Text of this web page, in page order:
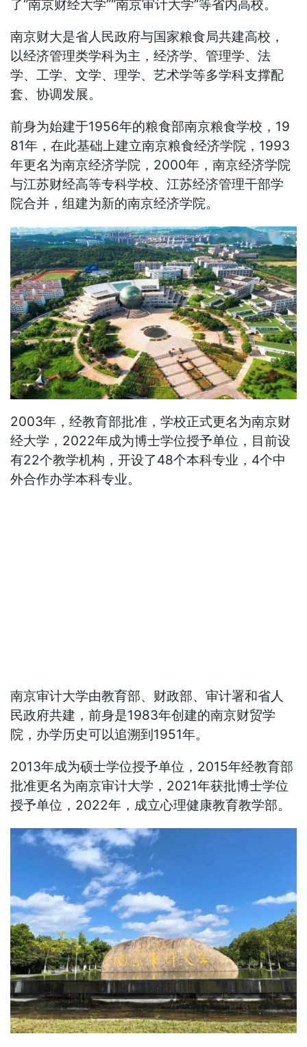
了“南京财经大学”“南京审计大学”等省内高校。
南京财大是省人民政府与国家粮食局共建高校，
以经济管理类学科为主，经济学、管理学、法
学、工学、文学、理学、艺术学等多学科支撑配
套、协调发展。
前身为始建于1956年的粮食部南京粮食学校，19
81年，在此基础上建立南京粮食经济学院，1993
年更名为南京经济学院，2000年，南京经济学院
与江苏财经高等专科学校、江苏经济管理干部学
院合并，组建为新的南京经济学院。
2003年，经教育部批准，学校正式更名为南京财
经大学，2022年成为博士学位授予单位，目前设
有22个教学机构，开设了48个本科专业，4个中
外合作办学本科专业。
南京审计大学由教育部、财政部、审计署和省人
民政府共建，前身是1983年创建的南京财贸学
院，办学历史可以追溯到1951年。
2013年成为硕士学位授予单位，2015年经教育部
批准更名为南京审计大学，2021年获批博士学位
授予单位，2022年，成立心理健康教育教学部。